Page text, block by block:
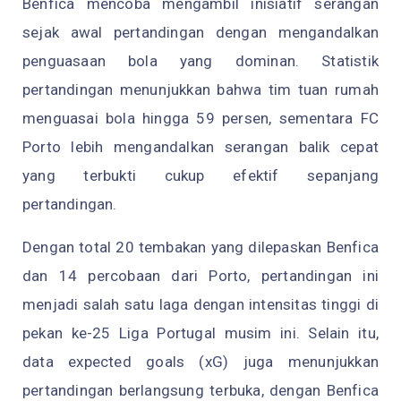
Benfica mencoba mengambil inisiatif serangan
sejak awal pertandingan dengan mengandalkan
penguasaan bola yang dominan. Statistik
pertandingan menunjukkan bahwa tim tuan rumah
menguasai bola hingga 59 persen, sementara FC
Porto lebih mengandalkan serangan balik cepat
yang terbukti cukup efektif sepanjang
pertandingan.
Dengan total 20 tembakan yang dilepaskan Benfica
dan 14 percobaan dari Porto, pertandingan ini
menjadi salah satu laga dengan intensitas tinggi di
pekan ke-25 Liga Portugal musim ini. Selain itu,
data expected goals (xG) juga menunjukkan
pertandingan berlangsung terbuka, dengan Benfica